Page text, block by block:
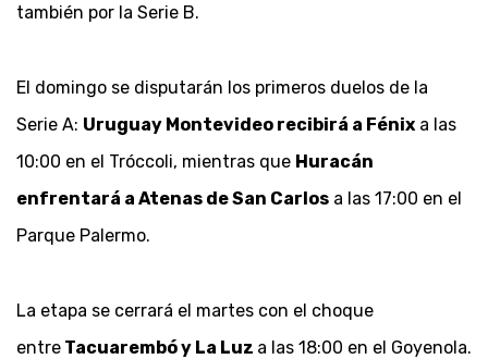
también por la Serie B.
El domingo se disputarán los primeros duelos de la
Serie A: Uruguay Montevideo recibirá a Fénix a las
10:00 en el Tróccoli, mientras que Huracán
enfrentará a Atenas de San Carlos a las 17:00 en el
Parque Palermo.
La etapa se cerrará el martes con el choque
entre Tacuarembó y La Luz a las 18:00 en el Goyenola.